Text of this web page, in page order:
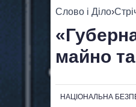
Слово і Діло›
майно
НАЦІОНАЛЬНА